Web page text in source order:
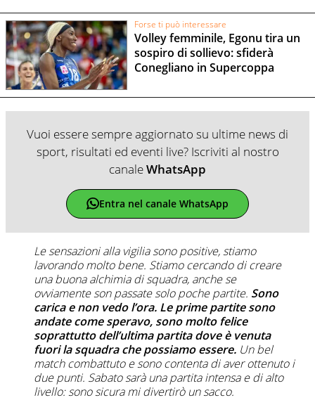
Forse ti può interessare
Volley femminile, Egonu tira un
sospiro di sollievo: sfiderà
Conegliano in Supercoppa
Vuoi essere sempre aggiornato su ultime news di
sport, risultati ed eventi live? Iscriviti al nostro
canaleWhatsApp
Entra nel canale WhatsApp
Le sensazioni alla vigilia sono positive, stiamo
lavorando molto bene. Stiamo cercando di creare
una buona alchimia di squadra, anche se
ovviamente son passate solo poche partite. Sono
carica e non vedo l’ora. Le prime partite sono
andate come speravo, sono molto felice
soprattutto dell’ultima partita dove è venuta
fuori la squadra che possiamo essere. Un bel
match combattuto e sono contenta di aver ottenuto i
due punti. Sabato sarà una partita intensa e di alto
livello: sono sicura mi divertirò un sacco.